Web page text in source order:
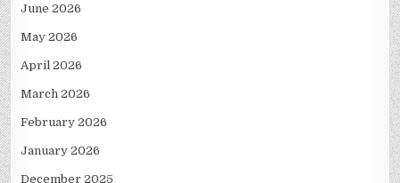
June 2026
May 2026
April 2026
March 2026
February 2026
January 2026
December 2025